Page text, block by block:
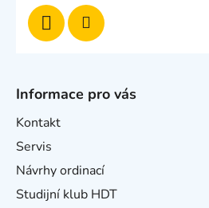
Informace pro vás
Kontakt
Servis
Návrhy ordinací
Studijní klub HDT